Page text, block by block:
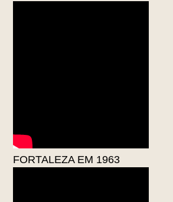
FORTALEZA EM 1963